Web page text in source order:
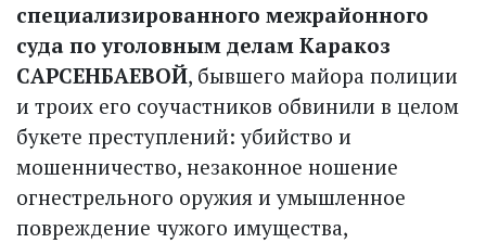
специализированного межрайонного
суда по уголовным делам Каракоз
САРСЕНБАЕВОЙ, бывшего майора полиции
и троих его соучастников обвинили в целом
букете преступлений: убийство и
мошенничество, незаконное ношение
огнестрельного оружия и умышленное
повреждение чужого имущества,